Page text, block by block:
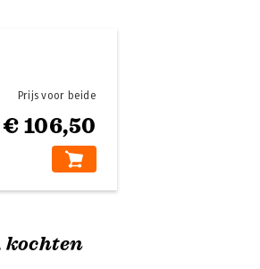
€ 106,50
Prijs voor beide
kochten